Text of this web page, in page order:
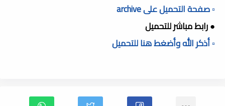
▫️ صفحة التحميل على archive
● رابط مباشر للتحميل
▫️ أذكر الله وأضغط هنا للتحميل